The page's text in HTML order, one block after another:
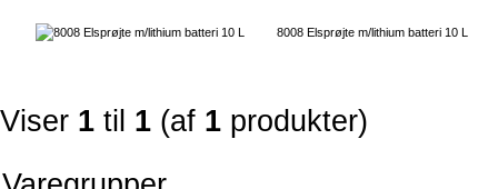
8008 Elsprøjte m/lithium batteri 10 L
Viser 1 til 1 (af 1 produkter)